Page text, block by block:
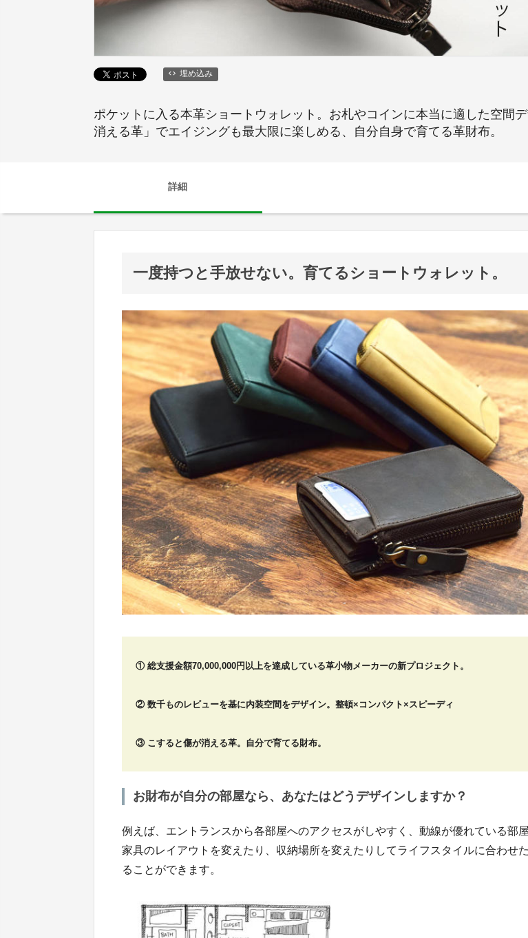
埋め込み
ポケットに入る本革ショートウォレット。お札やコインに本当に適した空間
消える革」でエイジングも最大限に楽しめる、自分自身で育てる革財布。
詳細
一度持つと手放せない。育てるショートウォレット。
① 総支援金額70,000,000円以上を達成している革小物メーカーの新プロジェクト。
② 数千ものレビューを基に内装空間をデザイン。整頓×コンパクト×スピーディ
③ こすると傷が消える革。自分で育てる財布。
お財布が自分の部屋なら、あなたはどうデザインしますか？
例えば、エントランスから各部屋へのアクセスがしやすく、動線が優れている部屋
家具のレイアウトを変えたり、収納場所を変えたりしてライフスタイルに合わせ
ることができます。